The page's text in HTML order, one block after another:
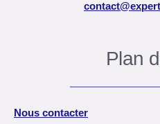
Plan
Nous contacter